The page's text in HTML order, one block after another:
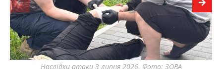
Наслідки атаки 3 липня 2026. Фото: ЗОВА